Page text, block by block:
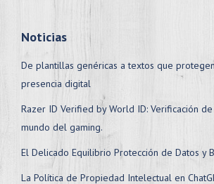
Noticias
De plantillas genéricas a textos que
presencia digital
Razer ID Verified by World ID: Verificación
mundo del gaming.
El Delicado Equilibrio Protección de Datos y
La Política de Propiedad Intelectual en